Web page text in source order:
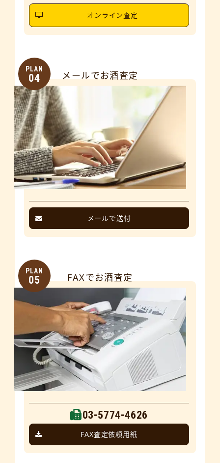
オンライン査定
PLAN
04 メールでお酒査定
メールで送付
PLAN
05 FAXでお酒査定
03-5774-4626
FAX査定依頼用紙